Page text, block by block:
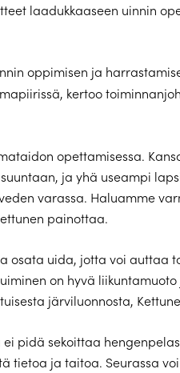
laadukkaaseen uinnin
oppimisen ja
kertoo
opettamisessa.
ja yhä useampi
varassa. Haluamme
painottaa.
osata uida, jotta voi auttaa
on hyvä
järviluonnosta,
pidä sekoittaa
tietoa ja taitoa. Seurassa